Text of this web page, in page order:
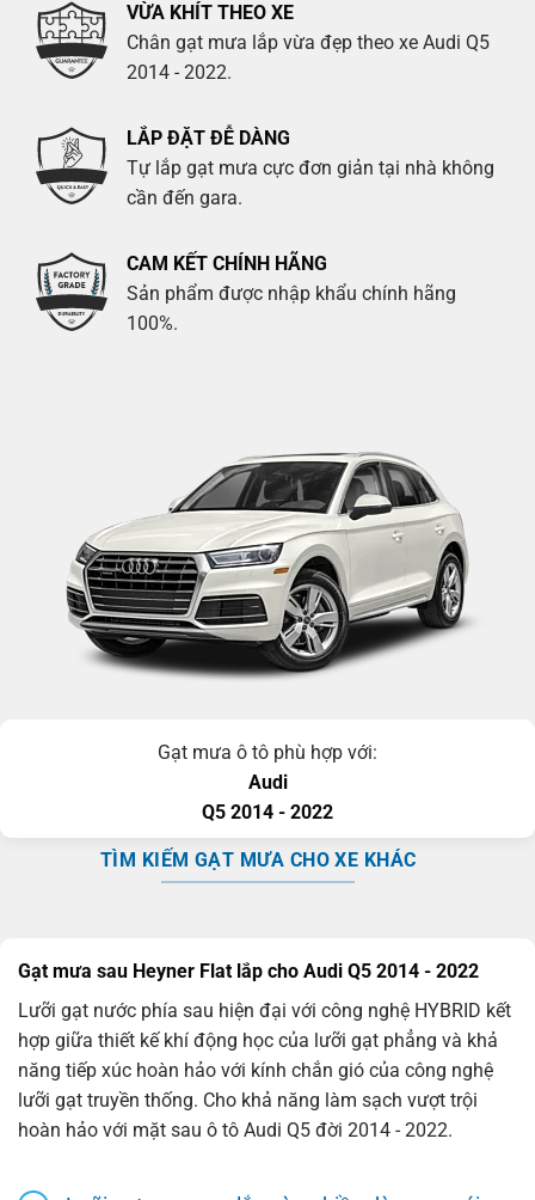
VỪA KHÍT THEO XE
Chân gạt mưa lắp vừa đẹp theo xe Audi Q5
2014 - 2022.
LẮP ĐẶT ĐỄ DÀNG
Tự lắp gạt mưa cực đơn giản tại nhà không
cần đến gara.
CAM KẾT CHÍNH HÃNG
Sản phẩm được nhập khẩu chính hãng
100%.
Gạt mưa ô tô phù hợp với:
Audi
Q5 2014 - 2022
TÌM KIẾM GẠT MƯA CHO XE KHÁC
Gạt mưa sau Heyner Flat lắp cho Audi Q5 2014 - 2022
Lưỡi gạt nước phía sau hiện đại với công nghệ HYBRID kết
hợp giữa thiết kế khí động học của lưỡi gạt phẳng và khả
năng tiếp xúc hoàn hảo với kính chắn gió của công nghệ
lưỡi gạt truyền thống. Cho khả năng làm sạch vượt trội
hoàn hảo với mặt sau ô tô Audi Q5 đời 2014 - 2022.